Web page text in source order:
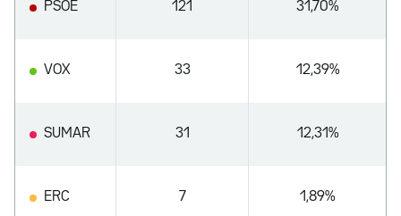
PSOE 121 31,70%
VOX 33 12,39%
SUMAR 31 12,31%
ERC 7 1,89%